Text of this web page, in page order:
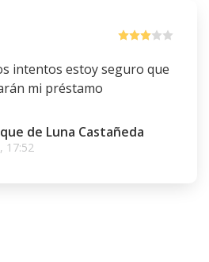
intentos estoy seguro que
mi préstamo
de Luna Castañeda
17:52